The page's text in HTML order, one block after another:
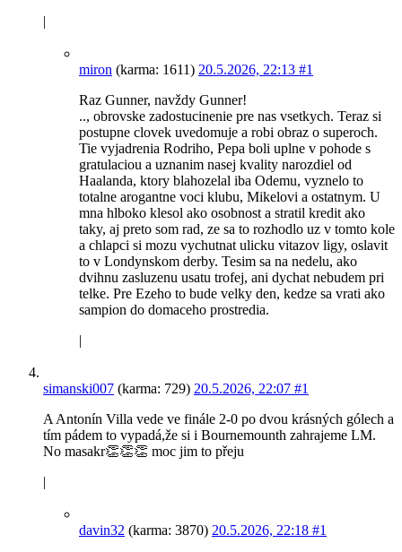
|
miron (karma: 1611) 20.5.2026, 22:13 #1
Raz Gunner, navždy Gunner!
.., obrovske zadostucinenie pre nas vsetkych. Teraz si
postupne clovek uvedomuje a robi obraz o superoch.
Tie vyjadrenia Rodriho, Pepa boli uplne v pohode s
gratulaciou a uznanim nasej kvality narozdiel od
Haalanda, ktory blahozelal iba Odemu, vyznelo to
totalne arogantne voci klubu, Mikelovi a ostatnym. U
mna hlboko klesol ako osobnost a stratil kredit ako
taky, aj preto som rad, ze sa to rozhodlo uz v tomto kole
a chlapci si mozu vychutnat ulicku vitazov ligy, oslavit
to v Londynskom derby. Tesim sa na nedelu, ako
dvihnu zasluzenu usatu trofej, ani dychat nebudem pri
telke. Pre Ezeho to bude velky den, kedze sa vrati ako
sampion do domaceho prostredia.
|
simanski007 (karma: 729) 20.5.2026, 22:07 #1
A Antonín Villa vede ve finále 2-0 po dvou krásných gólech a
tím pádem to vypadá,že si i Bournemounth zahrajeme LM.
No masakr👏👏👏 moc jim to přeju
|
davin32 (karma: 3870) 20.5.2026, 22:18 #1